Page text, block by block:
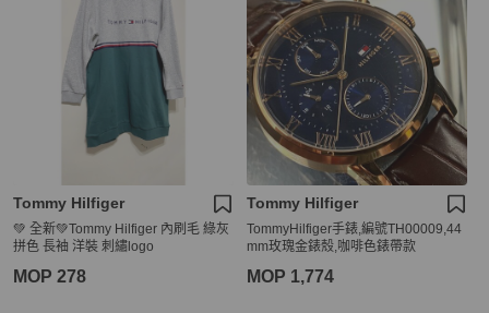
Tommy Hilfiger
💚 全新💚Tommy Hilfiger 內刷毛 綠灰
拼色 長袖 洋裝 刺繡logo
MOP 278
Tommy Hilfiger
TommyHilfiger手錶,編號TH00009,44
mm玫瑰金錶殼,咖啡色錶帶款
MOP 1,774